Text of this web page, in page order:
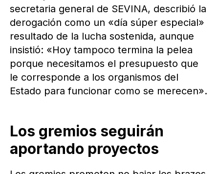
secretaria general de SEVINA, describió la
derogación como un «día súper especial»
resultado de la lucha sostenida, aunque
insistió: «Hoy tampoco termina la pelea
porque necesitamos el presupuesto que
le corresponde a los organismos del
Estado para funcionar como se merecen».
Los gremios seguirán
aportando proyectos